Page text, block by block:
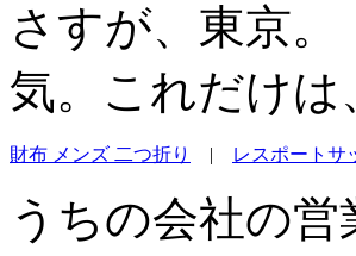
さすが、東京
気。これだけ
財布 メンズ 二つ折り | レスポートサ
うちの会社の